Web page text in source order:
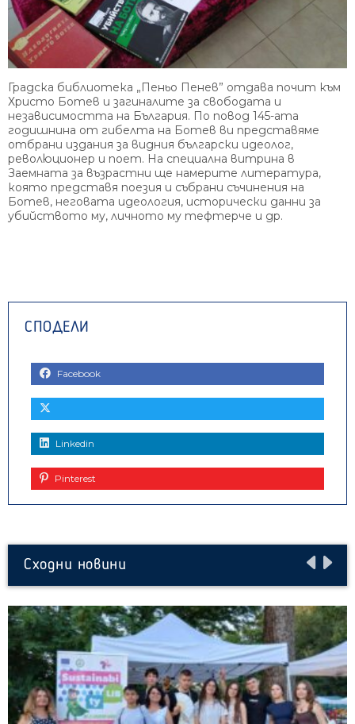
Градска библиотека „Пеньо Пенев” отдава почит към
Христо Ботев и загиналите за свободата и
независимостта на България. По повод 145-ата
годишнина от гибелта на Ботев ви представяме
отбрани издания за видния български идеолог,
революционер и поет. На специална витрина в
Заемната за възрастни ще намерите литература,
която представя поезия и събрани съчинения на
Ботев, неговата идеология, исторически данни за
убийството му, личното му тефтерче и др.
Facebook
Linkedin
Pinterest
Сходни новини